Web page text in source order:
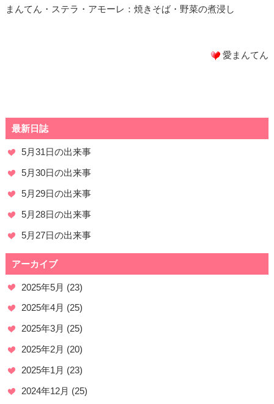
まんてん・ステラ・アモーレ：焼きそば・野菜の煮浸し
愛まんてん
最新日誌
5月31日の出来事
5月30日の出来事
5月29日の出来事
5月28日の出来事
5月27日の出来事
アーカイブ
2025年5月 (23)
2025年4月 (25)
2025年3月 (25)
2025年2月 (20)
2025年1月 (23)
2024年12月 (25)